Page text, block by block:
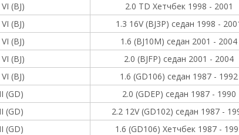
(BJ)
2.0 TD Хетчбек 1998 - 2001
(BJ)
1.3 16V (BJ3P) седан 1998 -
(BJ)
1.6 (BJ10M) седан 2001 - 2004
(BJ)
2.0 (BJFP) седан 2001 - 2004
(BJ)
1.6 (GD106) седан 1987 - 1992
(GD)
2.0 (GDEP) седан 1987 - 1990
(GD)
2.2 12V (GD102) седан 1987 -
(GD)
1.6 (GD106) Хетчбек 1987 -